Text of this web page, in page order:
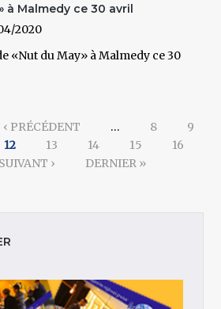
à Malmedy ce 30 avril
2020
«Nut du May» à Malmedy ce 30
‹ PRÉCÉDENT … 8
9
12 13 14 15
16
SUIVANT › DERNIER »